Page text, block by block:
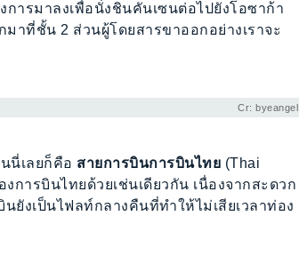
การมาลงเพื่อนั่งชินคันเซนต่อไปยังโอซาก้า
าที่ชั้น 2 ส่วนผู้โดยสารขาออกอย่างเราจะ
Cr: byeangel
นี่เลยก็คือ สายการบินการบินไทย (Thai
การบินไทยด้วยเช่นเดียวกัน เนื่องจากสะดวก
ยังเป็นไฟลท์กลางคืนที่ทำให้ไม่เสียเวลาท่อง